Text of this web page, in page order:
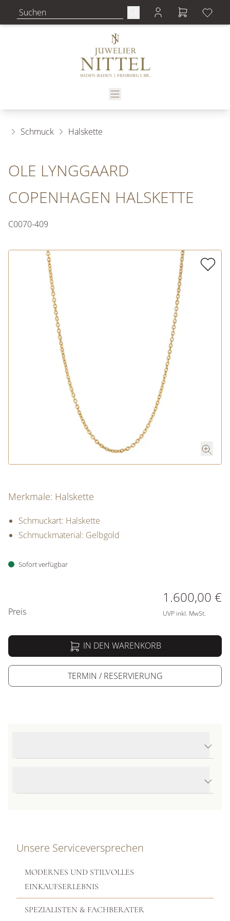
Schmuck Halskette
OLE LYNGGAARD
COPENHAGEN HALSKETTE
C0070-409
Merkmale: Halskette
Schmuckart: Halskette
Schmuckmaterial: Gelbgold
Sofort verfügbar
Preis
1.600,00 €
UVP inkl. MwSt.
IN DEN WARENKORB
TERMIN / RESERVIERUNG
Unsere Serviceversprechen
MODERNES UND STILVOLLES
EINKAUFSERLEBNIS
SPEZIALISTEN & FACHBERATER